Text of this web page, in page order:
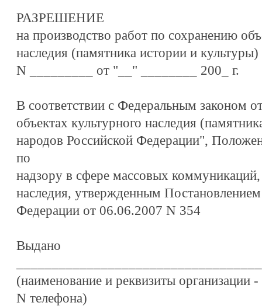
РАЗРЕШЕНИЕ
на производство работ по сохранению
наследия (памятника истории и культуры)
N _________ от "__" ________ 200_ г.
В соответствии с Федеральным законом
объектах культурного наследия
народов Российской Федерации",
по
надзору в сфере массовых
наследия, утвержденным
Федерации от 06.06.2007 N 354
Выдано
(наименование и реквизиты организации -
N телефона)